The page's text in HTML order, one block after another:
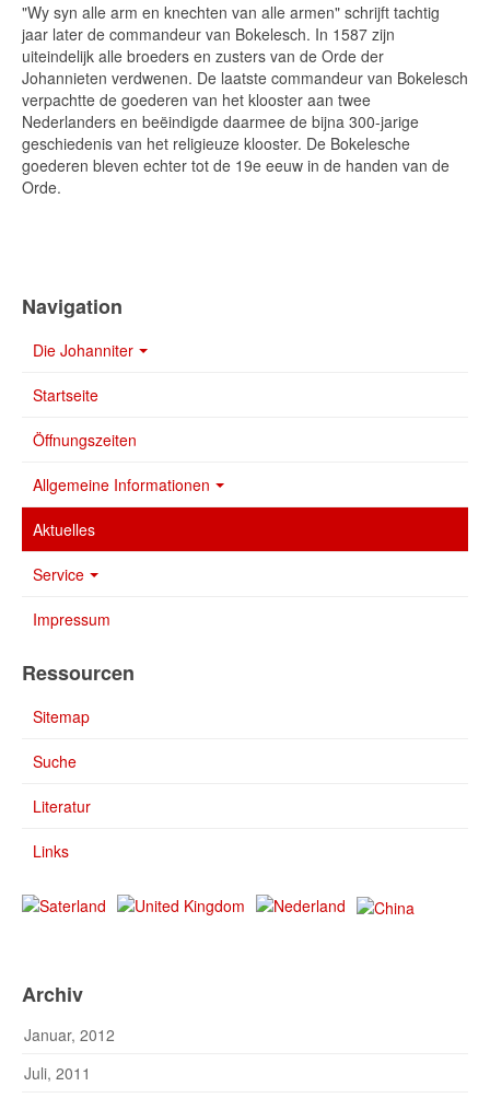
"Wy syn alle arm en knechten van alle armen" schrijft tachtig
jaar later de commandeur van Bokelesch. In 1587 zijn
uiteindelijk alle broeders en zusters van de Orde der
Johannieten verdwenen. De laatste commandeur van Bokelesch
verpachtte de goederen van het klooster aan twee
Nederlanders en beëindigde daarmee de bijna 300-jarige
geschiedenis van het religieuze klooster. De Bokelesche
goederen bleven echter tot de 19e eeuw in de handen van de
Orde.
Navigation
Die Johanniter
Startseite
Öffnungszeiten
Allgemeine Informationen
Aktuelles
Service
Impressum
Ressourcen
Sitemap
Suche
Literatur
Links
Archiv
Januar, 2012
Juli, 2011